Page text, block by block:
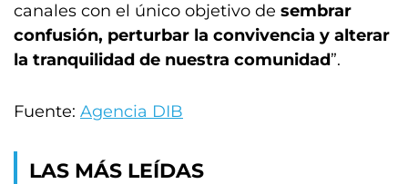
canales con el único objetivo de sembrar
confusión, perturbar la convivencia y alterar
la tranquilidad de nuestra comunidad”.
Fuente: Agencia DIB
LAS MÁS LEÍDAS